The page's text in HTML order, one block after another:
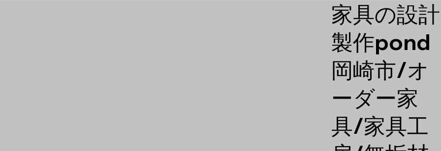
家具の設計
製作pond
​岡崎市/オ
ーダー家
具/家具工